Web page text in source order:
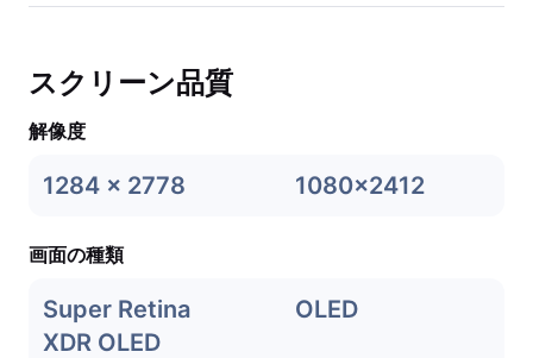
スクリーン品質
解像度
1284 x 2778 1080x2412
画面の種類
Super Retina
XDR OLED
OLED